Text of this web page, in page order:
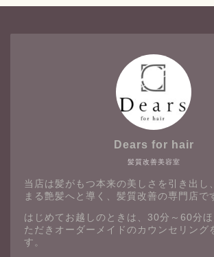
髪質改善美容室
Dears for hair
当店は髪がもつ本来の美しさを引き出し
まる艶髪へと導く、髪質改善の専門店で
はじめてお越しのときは、30分～60分
ただきオーダーメイドのカウンセリング
す。